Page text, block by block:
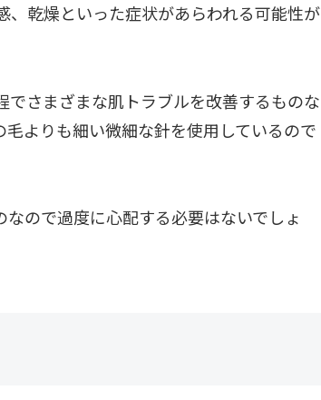
乾燥といった症状があらわれる可能性が
さまざまな肌トラブルを改善するものな
よりも細い微細な針を使用しているので
ので過度に心配する必要はないでしょ